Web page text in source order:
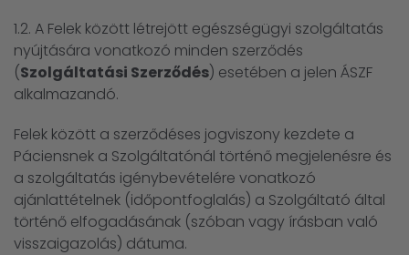
1.2. A Felek között létrejött egészségügyi szolgáltatás
nyújtására vonatkozó minden szerződés
(Szolgáltatási Szerződés) esetében a jelen ÁSZF
alkalmazandó.
Felek között a szerződéses jogviszony kezdete a
Páciensnek a Szolgáltatónál történő megjelenésre és
a szolgáltatás igénybevételére vonatkozó
ajánlattételnek (időpontfoglalás) a Szolgáltató által
történő elfogadásának (szóban vagy írásban való
visszaigazolás) dátuma.